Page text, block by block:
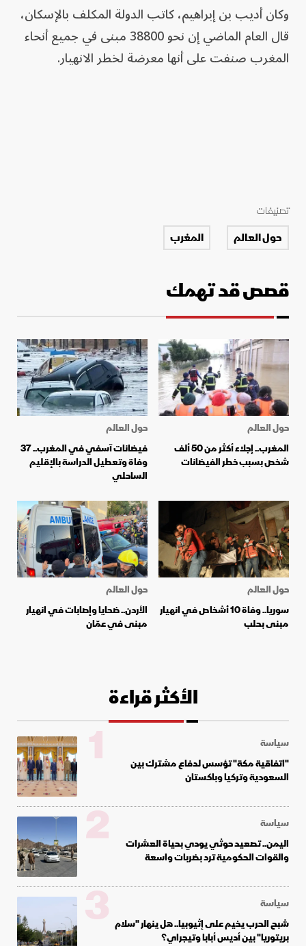
وكان أديب بن إبراهيم، كاتب الدولة المكلف بالإسكان،
قال العام الماضي إن نحو 38800 مبنى في جميع أنحاء
المغرب صنفت على أنها معرضة لخطر الانهيار.
تصنيفات
حول العالم المغرب
قصص قد تهمك
حول العالم
المغرب.. إجلاء أكثر من 50 ألف
شخص بسبب خطر الفيضانات
حول العالم
فيضانات آسفي في المغرب.. 37
وفاة وتعطيل الدراسة بالإقليم
الساحلي
حول العالم
سوريا.. وفاة 10 أشخاص في انهيار
مبنى بحلب
حول العالم
الأردن.. ضحايا وإصابات في انهيار
مبنى في عمّان
الأكثر قراءة
سياسة
"اتفاقية مكة" تؤسس لدفاع مشترك بين
السعودية وتركيا وباكستان
1
سياسة
اليمن.. تصعيد حوثي يودي بحياة العشرات
والقوات الحكومية ترد بضربات واسعة
2
سياسة
شبح الحرب يخيم على إثيوبيا.. هل ينهار "سلام
بريتوريا" بين أديس أبابا وتيجراي؟
3